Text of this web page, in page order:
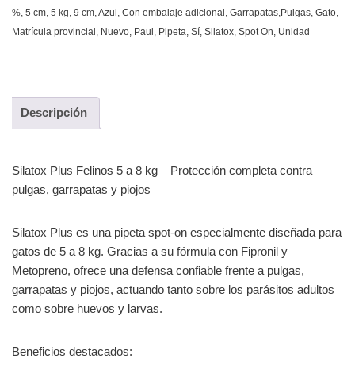
% 5 cm 5 kg 9 cm Azul Con embalaje adicional Garrapatas,Pulgas Gato
Matrícula provincial Nuevo Paul Pipeta Sí Silatox Spot On Unidad
Descripción
Silatox Plus Felinos 5 a 8 kg – Protección completa contra
pulgas, garrapatas y piojos
Silatox Plus es una pipeta spot-on especialmente diseñada para
gatos de 5 a 8 kg. Gracias a su fórmula con Fipronil y
Metopreno, ofrece una defensa confiable frente a pulgas,
garrapatas y piojos, actuando tanto sobre los parásitos adultos
como sobre huevos y larvas.
Beneficios destacados: